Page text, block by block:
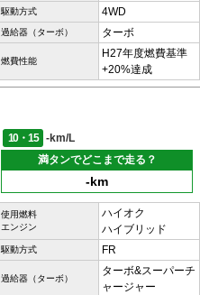
駆動方式 4WD
過給器（ターボ） ターボ
燃費性能
H27年度燃費基準
+20%達成
10・15
-km/L
満タンでどこまで走る？
-km
使用燃料
エンジン
ハイオク
ハイブリッド
駆動方式 FR
過給器（ターボ）
ターボ&スーパーチ
ャージャー